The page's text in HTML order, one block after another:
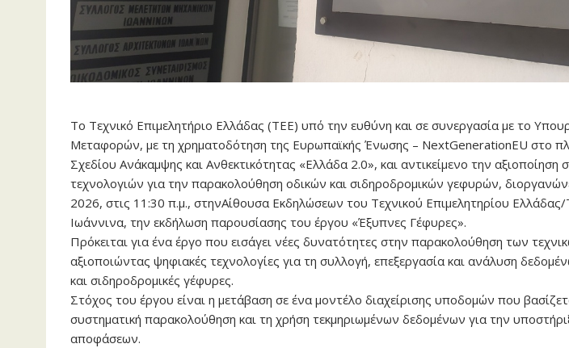
Το Τεχνικό Επιμελητήριο Ελλάδας (ΤΕΕ) υπό την ευθύνη και σε συνεργασία με το
Μεταφορών, με τη χρηματοδότηση της Ευρωπαϊκής Ένωσης – NextGenerationEU στο
Σχεδίου Ανάκαμψης και Ανθεκτικότητας «Ελλάδα 2.0», και αντικείμενο την
τεχνολογιών για την παρακολούθηση οδικών και σιδηροδρομικών γεφυρών,
2026, στις 11:30 π.μ., στηνΑίθουσα Εκδηλώσεων του Τεχνικού Επιμελητηρίου
Ιωάννινα, την εκδήλωση παρουσίασης του έργου «Έξυπνες Γέφυρες».
Πρόκειται για ένα έργο που εισάγει νέες δυνατότητες στην παρακολούθηση των
αξιοποιώντας ψηφιακές τεχνολογίες για τη συλλογή, επεξεργασία και ανάλυση
και σιδηροδρομικές γέφυρες.
Στόχος του έργου είναι η μετάβαση σε ένα μοντέλο διαχείρισης υποδομών που
συστηματική παρακολούθηση και τη χρήση τεκμηριωμένων δεδομένων για την
αποφάσεων.